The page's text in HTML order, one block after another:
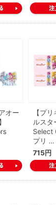
オー
【プ
ルスタ
Select
プリ …
715円